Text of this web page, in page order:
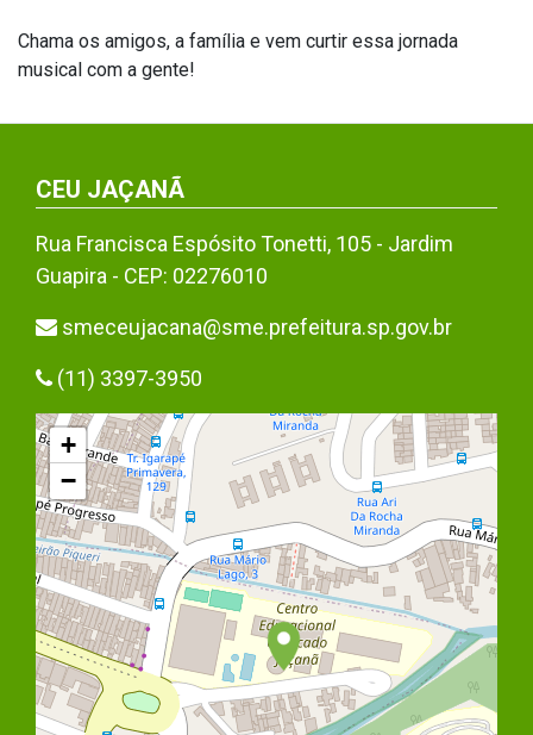
Chama os amigos, a família e vem curtir essa jornada
musical com a gente!
CEU JAÇANÃ
Rua Francisca Espósito Tonetti, 105 - Jardim
Guapira - CEP: 02276010
smeceujacana@sme.prefeitura.sp.gov.br
(11) 3397-3950
+
−